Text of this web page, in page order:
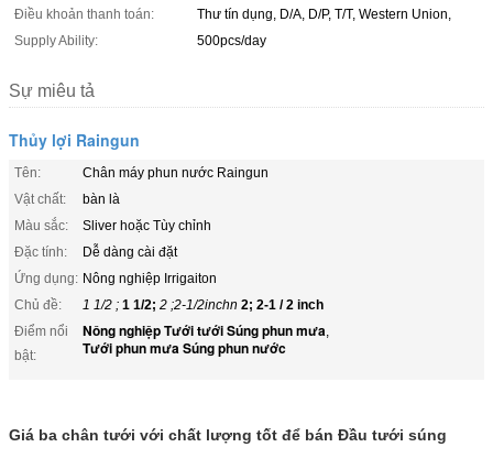
Điều khoản thanh toán:
Thư tín dụng, D/A, D/P, T/T, Western Union,
Supply Ability:
500pcs/day
Sự miêu tả
Thủy lợi Raingun
Tên:
Chân máy phun nước Raingun
Vật chất:
bàn là
Màu sắc:
Sliver hoặc Tùy chỉnh
Đặc tính:
Dễ dàng cài đặt
Ứng dụng: Nông nghiệp Irrigaiton
Chủ đề:
1 1/2 ; 1 1/2; 2 ;2-1/2inchn 2; 2-1 / 2 inch
Điểm nổi
bật:
Nông nghiệp Tưới tưới Súng phun mưa,
Tưới phun mưa Súng phun nước
Giá ba chân tưới với chất lượng tốt để bán Đầu tưới súng